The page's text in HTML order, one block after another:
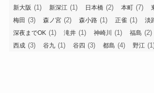
新大阪 (1) 新深江 (1) 日本橋 (2) 本町 (7)
梅田 (3) 森ノ宮 (2) 森小路 (1) 正雀 (1) 淡
深夜までOK (1) 滝井 (1) 神崎川 (1) 福島 (2)
西成 (3) 谷九 (1) 谷四 (3) 都島 (4) 野江